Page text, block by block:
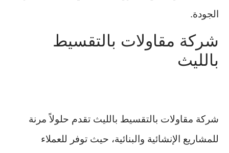
الجودة.
شركة مقاولات بالتقسيط
بالليث
شركة مقاولات بالتقسيط بالليث تقدم حلولاً مرنة
للمشاريع الإنشائية والبنائية، حيث توفر للعملاء